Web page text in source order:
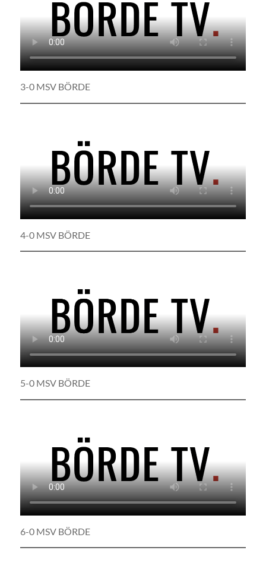
3-0 MSV BÖRDE
4-0 MSV BÖRDE
5-0 MSV BÖRDE
6-0 MSV BÖRDE